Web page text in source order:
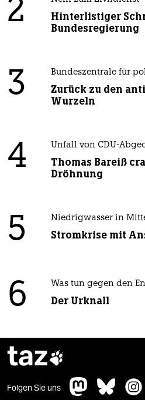
2
Hinterlistiger
Bundesregierung
3 Bundeszentrale für
Zurück zu den
Wurzeln
4 Unfall von CDU-
Thomas Bareiß
Dröhnung
5 Niedrigwasser in
Stromkrise mit
6 Was tun gegen den
Der Urknall
taz
Folgen Sie uns